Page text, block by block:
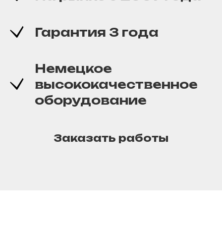
Гарантия 3 года
Немецкое
высококачественное
оборудование
Заказать работы